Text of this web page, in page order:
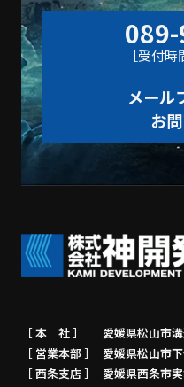
［受付
メール
お
［ 本 社 ］
愛媛県松山市
［ 営業本部 ］
愛媛県松山市
［ 西条支店 ］
愛媛県西条市